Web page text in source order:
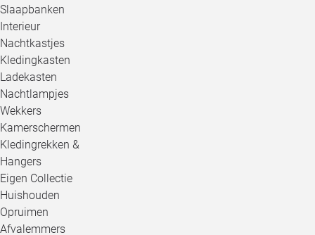
Slaapbanken
Interieur
Nachtkastjes
Kledingkasten
Ladekasten
Nachtlampjes
Wekkers
Kamerschermen
Kledingrekken &
Hangers
Eigen Collectie
Huishouden
Opruimen
Afvalemmers